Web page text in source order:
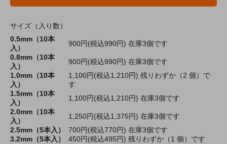
サイズ（入り数）
0.5mm（10本
入）
900円(税込990円) 在庫3個です
0.8mm（10本
入）
900円(税込990円) 在庫3個です
1.0mm（10本
入）
1,100円(税込1,210円) 残りわずか（2 個）で
す
1.5mm（10本
入）
1,100円(税込1,210円) 在庫3個です
2.0mm（10本
入）
1,250円(税込1,375円) 在庫3個です
2.5mm（5本入）
700円(税込770円) 在庫3個です
3.2mm（5本入）
450円(税込495円) 残りわずか（1 個）です